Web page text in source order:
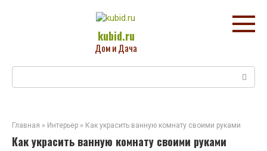
kubid.ru
Дом и Дача
Главная » Интерьер » Как украсить ванную комнату своими руками
Как украсить ванную комнату своими руками